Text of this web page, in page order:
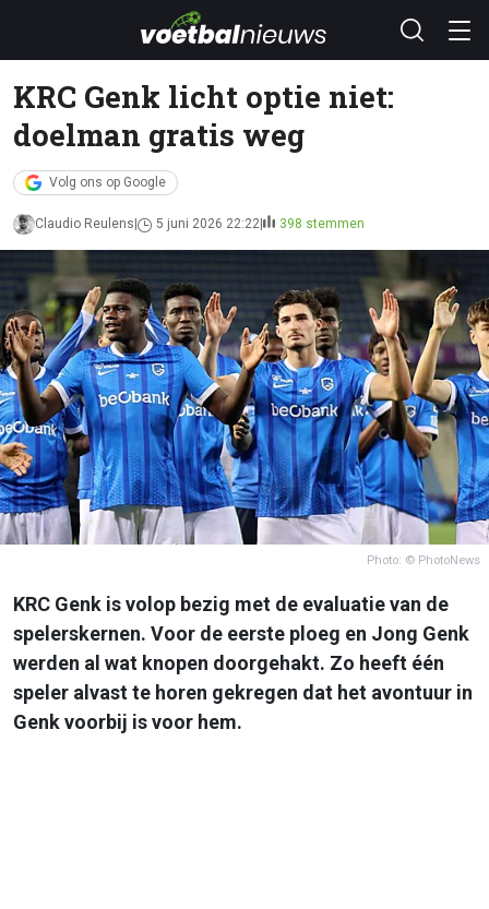
KRC Genk licht optie niet:
doelman gratis weg
Volg ons op Google
Claudio Reulens 5 juni 2026 22:22 398 stemmen
Photo: © PhotoNews
KRC Genk is volop bezig met de evaluatie van de
spelerskernen. Voor de eerste ploeg en Jong Genk
werden al wat knopen doorgehakt. Zo heeft één
speler alvast te horen gekregen dat het avontuur in
Genk voorbij is voor hem.